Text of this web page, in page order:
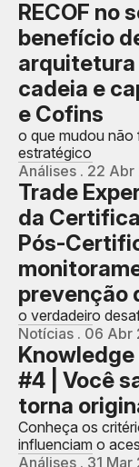
RECOF no
benefício
cadeia e
e Cofins
o que mudou não
estratégico
Análises . 22
Trade
da
Pós-
prevenção
o verdadeiro
Notícias . 06 Abr
Knowledge
#4 | Você
torna
Conheça os
influenciam o
Análises . 31 Mar